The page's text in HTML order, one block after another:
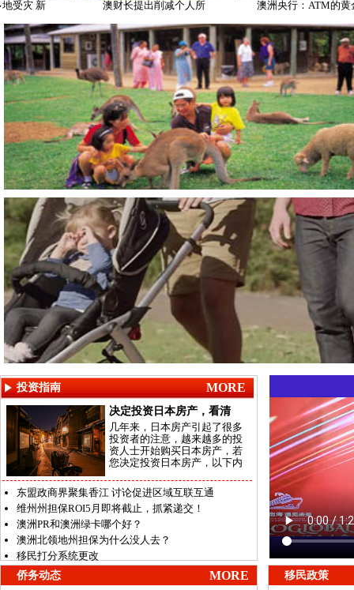
新 澳财长提出削减个人所 澳洲央行：ATM的黄金时
投资指南 MORE
决定投资日本房产，看清
几年来，日本房产引起了很多
投资者的注意，越来越多的投
资人士开始购买日本房产，若
您决定投资日本房产，以下内
东盟政商界聚集香江 讨论促进区域互联互通
维州州担保ROI5月即将截止，抓紧递交！
澳洲PR和澳洲绿卡哪个好？
澳洲北领地州担保为什么没人去？
移民打分系统更改
侨务动态
MORE 移民政策